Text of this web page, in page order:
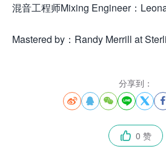
混音工程师Mixing Engineer：
Mastered by：Randy Merrill at
分享到：
     
 0 赞